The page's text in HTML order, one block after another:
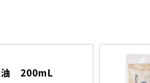
油 200mL